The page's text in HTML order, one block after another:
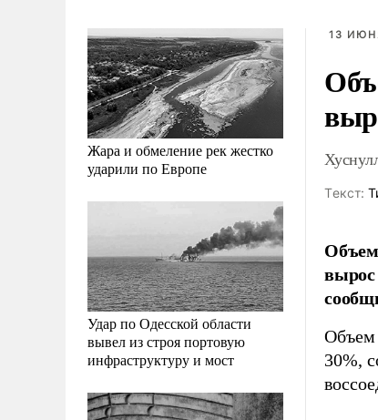
Жара и обмеление рек жестко
ударили по Европе
Удар по Одесской области
вывел из строя портовую
инфраструктуру и мост
13
Tекст:
Объем
30%,